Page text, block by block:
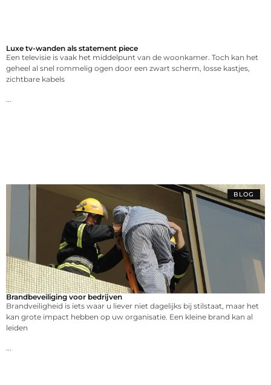
Luxe tv-wanden als statement piece
Een televisie is vaak het middelpunt van de woonkamer. Toch kan het
geheel al snel rommelig ogen door een zwart scherm, losse kastjes,
zichtbare kabels
BLOG
Brandbeveiliging voor bedrijven
Brandveiligheid is iets waar u liever niet dagelijks bij stilstaat, maar het
kan grote impact hebben op uw organisatie. Een kleine brand kan al
leiden